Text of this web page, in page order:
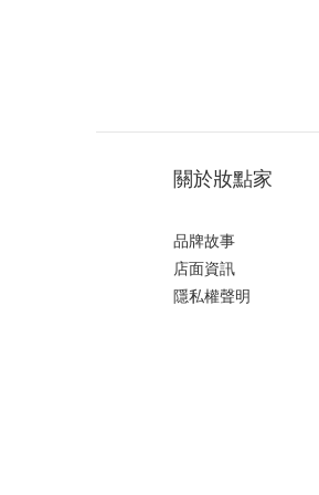
關於妝點家
品牌故事
店面資訊
隱私權聲明